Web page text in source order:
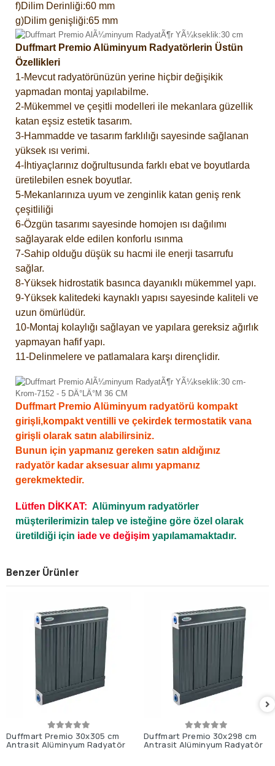
f)Dilim Derinliği:60 mm
g)Dilim genişliği:65 mm
Duffmart Premio Alüminyum Radyatörlerin Üstün
Özellikleri
1-Mevcut radyatörünüzün yerine hiçbir değişikik
yapmadan montaj yapılabilme.
2-Mükemmel ve çeşitli modelleri ile mekanlara güzellik
katan eşsiz estetik tasarım.
3-Hammadde ve tasarım farklılığı sayesinde sağlanan
yüksek ısı verimi.
4-İhtiyaçlarınız doğrultusunda farklı ebat ve boyutlarda
üretilebilen esnek boyutlar.
5-Mekanlarınıza uyum ve zenginlik katan geniş renk
çeşitliliği
6-Özgün tasarımı sayesinde homojen ısı dağılımı
sağlayarak elde edilen konforlu ısınma
7-Sahip olduğu düşük su hacmi ile enerji tasarrufu
sağlar.
8-Yüksek hidrostatik basınca dayanıklı mükemmel yapı.
9-Yüksek kalitedeki kaynaklı yapısı sayesinde kaliteli ve
uzun ömürlüdür.
10-Montaj kolaylığı sağlayan ve yapılara gereksiz ağırlık
yapmayan hafif yapı.
11-Delinmelere ve patlamalara karşı dirençlidir.
Duffmart Premio Alüminyum radyatörü kompakt
girişli,kompakt ventilli ve çekirdek termostatik vana
girişli olarak satın alabilirsiniz.
Bunun için yapmanız gereken satın aldığınız
radyatör kadar aksesuar alımı yapmanız
gerekmektedir.
Lütfen DİKKAT: Alüminyum radyatörler
müşterilerimizin talep ve isteğine göre özel olarak
üretildiği için iade ve değişim yapılamamaktadır.
Benzer Ürünler
Duffmart Premio 30x305 cm
Antrasit Alüminyum Radyatör
Duffmart Premio 30x298 cm
Antrasit Alüminyum Radyatör